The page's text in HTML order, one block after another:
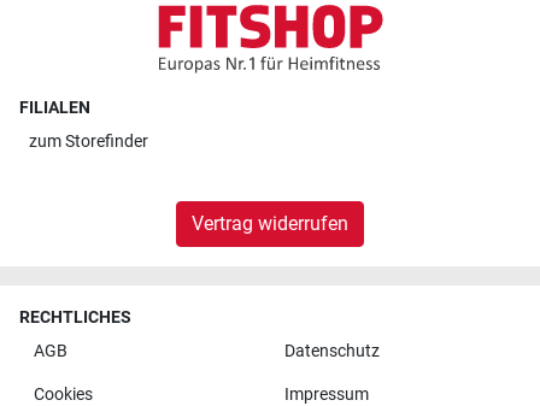
FILIALEN
zumStorefinder
Vertrag widerrufen
RECHTLICHES
AGB
Datenschutz
Cookies Impressum